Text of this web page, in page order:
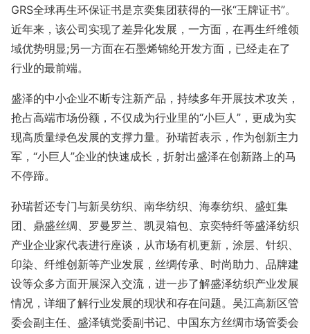
GRS全球再生环保证书是京奕集团获得的一张“王牌证书”。
近年来，该公司实现了差异化发展，一方面，在再生纤维领
域优势明显;另一方面在石墨烯锦纶开发方面，已经走在了
行业的最前端。
盛泽的中小企业不断专注新产品，持续多年开展技术攻关，
抢占高端市场份额，不仅成为行业里的“小巨人”，更成为实
现高质量绿色发展的支撑力量。孙瑞哲表示，作为创新主力
军，“小巨人”企业的快速成长，折射出盛泽在创新路上的马
不停蹄。
孙瑞哲还专门与新吴纺织、南华纺织、海泰纺织、盛虹集
团、鼎盛丝绸、罗曼罗兰、凯灵箱包、京奕特纤等盛泽纺织
产业企业家代表进行座谈，从市场有机更新，涂层、针织、
印染、纤维创新等产业发展，丝绸传承、时尚助力、品牌建
设等众多方面开展深入交流，进一步了解盛泽纺织产业发展
情况，详细了解行业发展的现状和存在问题。吴江高新区管
委会副主任、盛泽镇党委副书记、中国东方丝绸市场管委会